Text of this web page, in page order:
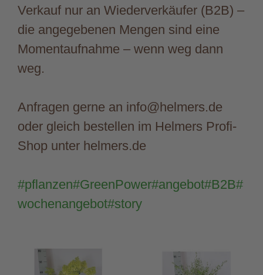
Verkauf nur an Wiederverkäufer (B2B) –
die angegebenen Mengen sind eine
Momentaufnahme – wenn weg dann
weg.
Anfragen gerne an info@helmers.de
oder gleich bestellen im Helmers Profi-
Shop unter helmers.de
#pflanzen#GreenPower#angebot#B2B#
wochenangebot#story